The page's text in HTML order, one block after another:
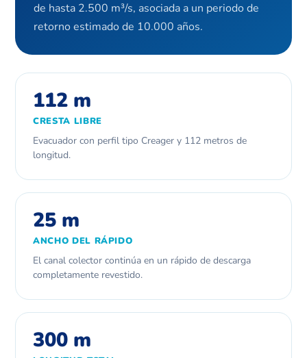
de hasta 2.500 m³/s, asociada a un periodo de
retorno estimado de 10.000 años.
112 m
CRESTA LIBRE
Evacuador con perfil tipo Creager y 112 metros de
longitud.
25 m
ANCHO DEL RÁPIDO
El canal colector continúa en un rápido de descarga
completamente revestido.
300 m